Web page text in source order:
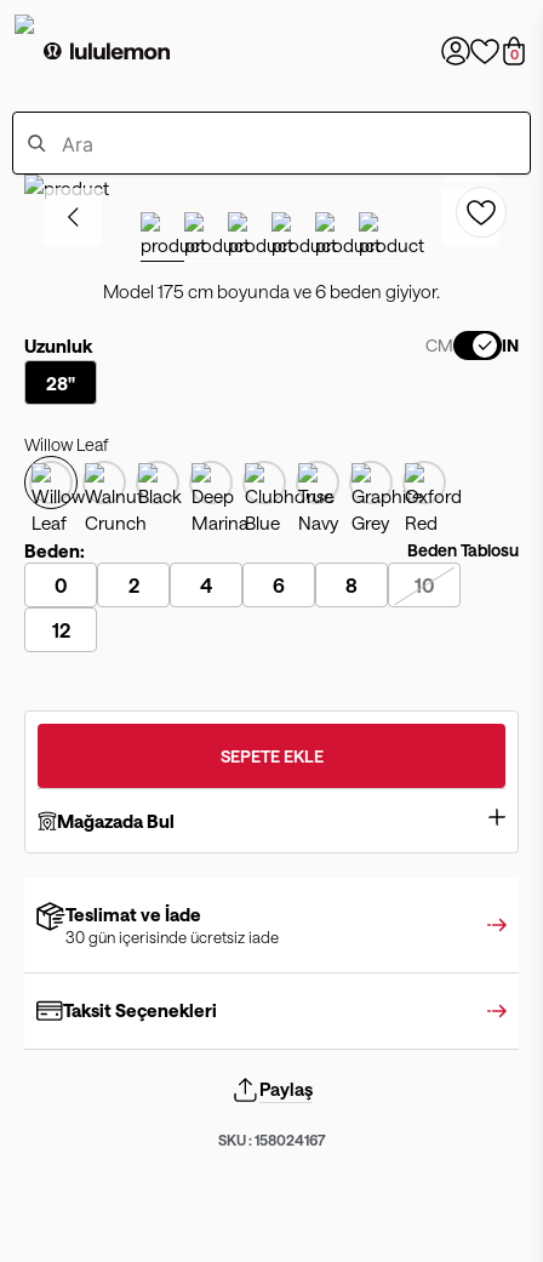
0
Model 175 cm boyunda ve 6 beden giyiyor.
Uzunluk CM IN
28"
Willow Leaf
Beden: Beden Tablosu
0 2 4 6 8
10
12
SEPETE EKLE
Mağazada Bul
Teslimat ve İade
30 gün içerisinde ücretsiz iade
Taksit Seçenekleri
Paylaş
SKU :158024167